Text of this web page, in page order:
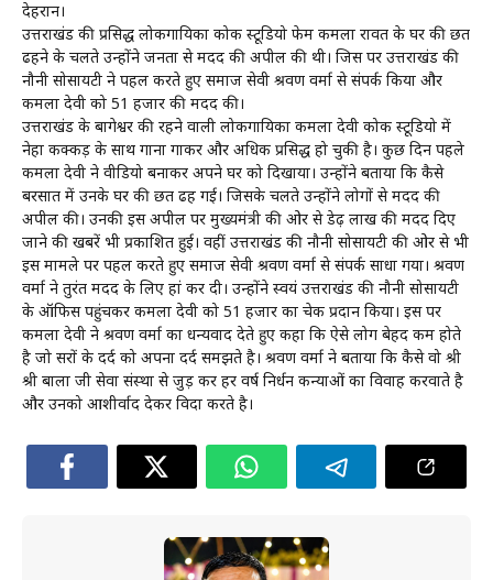
देहरादून।
उत्तराखंड की प्रसिद्ध लोकगायिका कोक स्टूडियो फेम कमला रावत के घर की छत
ढहने के चलते उन्होंने जनता से मदद की अपील की थी। जिस पर उत्तराखंड की
नौनी सोसायटी ने पहल करते हुए समाज सेवी श्रवण वर्मा से संपर्क किया और
कमला देवी को 51 हजार की मदद की।
उत्तराखंड के बागेश्वर की रहने वाली लोकगायिका कमला देवी कोक स्टूडियो में
नेहा कक्कड़ के साथ गाना गाकर और अधिक प्रसिद्ध हो चुकी है। कुछ दिन पहले
कमला देवी ने वीडियो बनाकर अपने घर को दिखाया। उन्होंने बताया कि कैसे
बरसात में उनके घर की छत ढह गई। जिसके चलते उन्होंने लोगों से मदद की
अपील की। उनकी इस अपील पर मुख्यमंत्री की ओर से डेढ़ लाख की मदद दिए
जाने की खबरें भी प्रकाशित हुई। वहीं उत्तराखंड की नौनी सोसायटी की ओर से भी
इस मामले पर पहल करते हुए समाज सेवी श्रवण वर्मा से संपर्क साधा गया। श्रवण
वर्मा ने तुरंत मदद के लिए हां कर दी। उन्होंने स्वयं उत्तराखंड की नौनी सोसायटी
के ऑफिस पहुंचकर कमला देवी को 51 हजार का चेक प्रदान किया। इस पर
कमला देवी ने श्रवण वर्मा का धन्यवाद देते हुए कहा कि ऐसे लोग बेहद कम होते
है जो दूसरों के दर्द को अपना दर्द समझते है। श्रवण वर्मा ने बताया कि कैसे वो श्री
श्री बाला जी सेवा संस्था से जुड़ कर हर वर्ष निर्धन कन्याओं का विवाह करवाते है
और उनको आशीर्वाद देकर विदा करते है।